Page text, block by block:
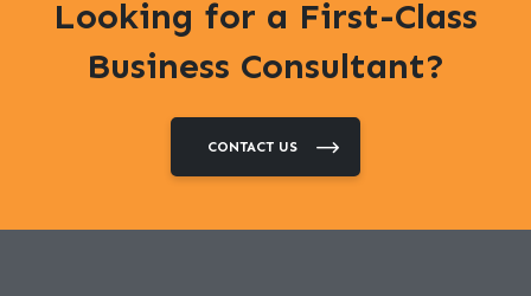
Looking for a First-Class
Business Consultant?
CONTACT US